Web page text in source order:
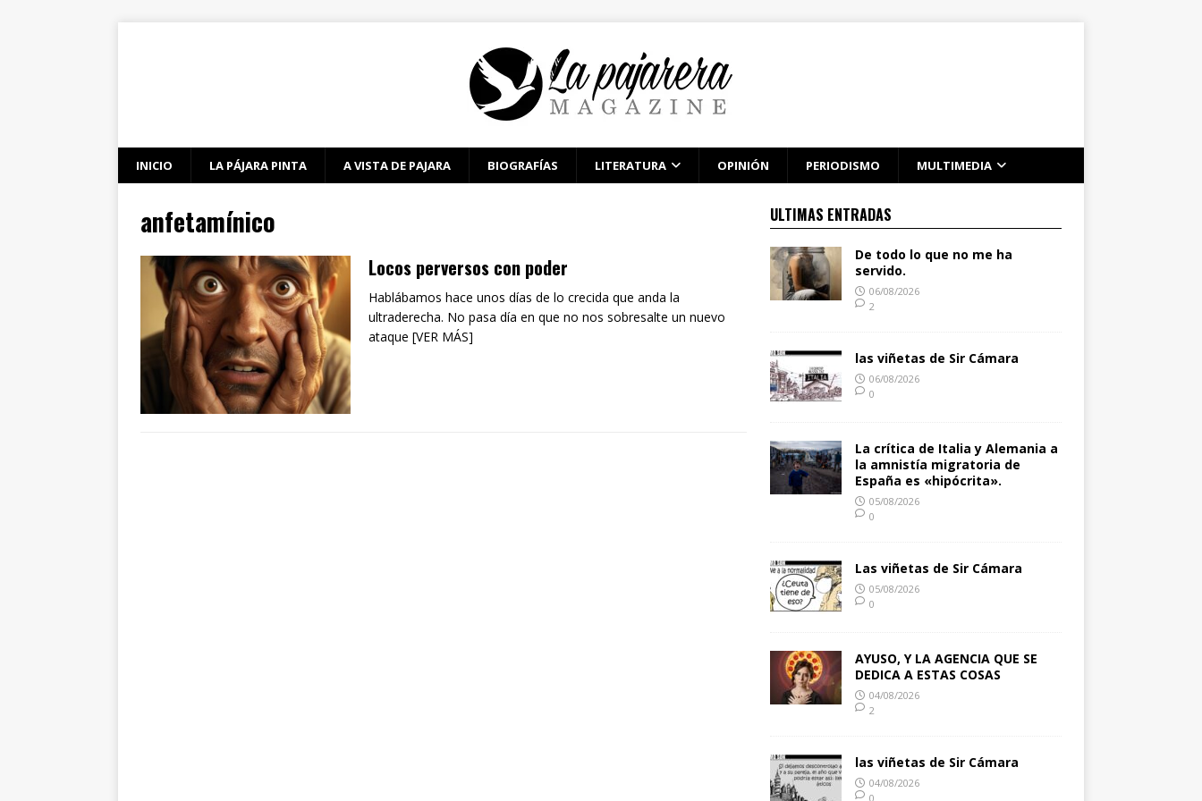
INICIO LA PÁJARA PINTA A VISTA DE PAJARA BIOGRAFÍAS LITERATURA OPINIÓN PERIODISMO MULTIMEDIA
anfetamínico
Locos perversos con poder
Hablábamos hace unos días de lo crecida que anda la
ultraderecha. No pasa día en que no nos sobresalte un nuevo
ataque [VER MÁS]
ULTIMAS ENTRADAS
De todo lo que no me ha
servido.
06/08/2026
2
las viñetas de Sir Cámara
06/08/2026
0
La crítica de Italia y Alemania a
la amnistía migratoria de
España es «hipócrita».
05/08/2026
0
Las viñetas de Sir Cámara
05/08/2026
0
AYUSO, Y LA AGENCIA QUE SE
DEDICA A ESTAS COSAS
04/08/2026
2
las viñetas de Sir Cámara
04/08/2026
0